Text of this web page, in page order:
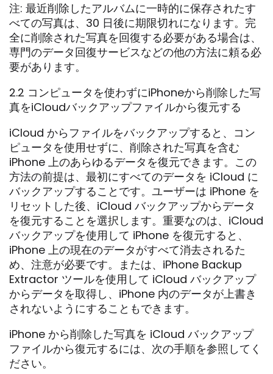
注: 最近削除したアルバムに一時的に保存されたす
べての写真は、30 日後に期限切れになります。完
全に削除された写真を回復する必要がある場合は、
専門のデータ回復サービスなどの他の方法に頼る必
要があります。
2.2 コンピュータを使わずにiPhoneから削除した写
真をiCloudバックアップファイルから復元する
iCloud からファイルをバックアップすると、コン
ピュータを使用せずに、削除された写真を含む
iPhone 上のあらゆるデータを復元できます。この
方法の前提は、最初にすべてのデータを iCloud に
バックアップすることです。ユーザーは iPhone を
リセットした後、iCloud バックアップからデータ
を復元することを選択します。重要なのは、iCloud
バックアップを使用して iPhone を復元すると、
iPhone 上の現在のデータがすべて消去されるた
め、注意が必要です。または、iPhone Backup
Extractor ツールを使用して iCloud バックアップ
からデータを取得し、iPhone 内のデータが上書き
されないようにすることもできます。
iPhone から削除した写真を iCloud バックアップ
ファイルから復元するには、次の手順を参照してく
ださい。